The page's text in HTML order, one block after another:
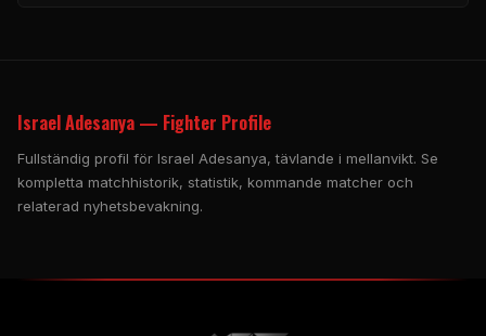
Israel Adesanya — Fighter Profile
Fullständig profil för Israel Adesanya, tävlande i mellanvikt. Se
kompletta matchhistorik, statistik, kommande matcher och
relaterad nyhetsbevakning.